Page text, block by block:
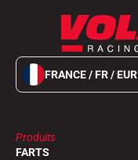
FRANCE / FR / EUR
Produits
FARTS